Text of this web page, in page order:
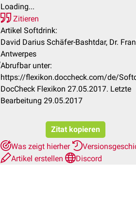
Loading...
Zitieren
Artikel Softdrink:
David Darius Schäfer-Bashtdar, Dr.
Antwerpes
Abrufbar unter:
https://flexikon.doccheck.com/de/
DocCheck Flexikon 27.05.2017. Letzte
Bearbeitung 29.05.2017
Zitat kopieren
Was zeigt hierher
Artikel erstellen
Discord